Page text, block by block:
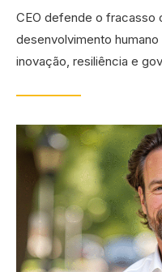
CEO defende o fracasso
desenvolvimento
inovação, resiliência e